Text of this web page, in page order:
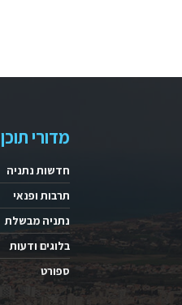
מדורי תוכן
חדשות נתניה
תרבות ופנאי
נתניה מבשלת
בלוגים ודעות
ספורט